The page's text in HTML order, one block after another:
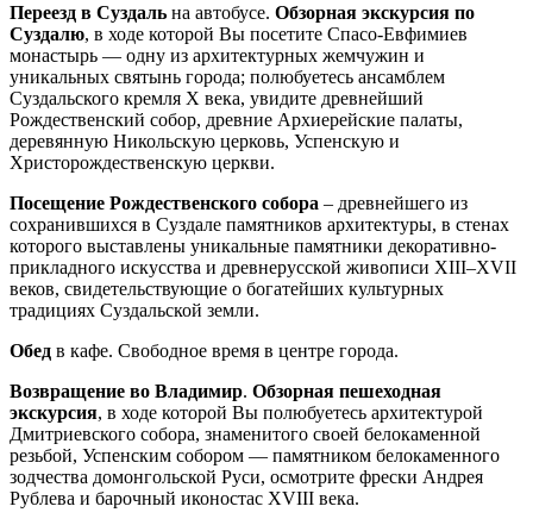
Переезд в Суздаль на автобусе. Обзорная экскурсия по
Суздалю, в ходе которой Вы посетите Спасо-Евфимиев
монастырь — одну из архитектурных жемчужин и
уникальных святынь города; полюбуетесь ансамблем
Суздальского кремля X века, увидите древнейший
Рождественский собор, древние Архиерейские палаты,
деревянную Никольскую церковь, Успенскую и
Христорождественскую церкви.
Посещение Рождественского собора – древнейшего из
сохранившихся в Суздале памятников архитектуры, в стенах
которого выставлены уникальные памятники декоративно-
прикладного искусства и древнерусской живописи XIII–XVII
веков, свидетельствующие о богатейших культурных
традициях Суздальской земли.
Обед в кафе. Свободное время в центре города.
Возвращение во Владимир. Обзорная пешеходная
экскурсия, в ходе которой Вы полюбуетесь архитектурой
Дмитриевского собора, знаменитого своей белокаменной
резьбой, Успенским собором — памятником белокаменного
зодчества домонгольской Руси, осмотрите фрески Андрея
Рублева и барочный иконостас XVIII века.